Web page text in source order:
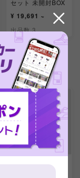
セット 未開封BOX
¥ 19,691 ~
出品数 3
アメ SR 082/063